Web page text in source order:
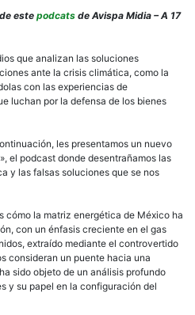
este podcats de Avispa Midia – A 17
que analizan las soluciones
ante la crisis climática, como la
con las experiencias de
luchan por la defensa de los bienes
les presentamos un nuevo
el podcast donde desentrañamos las
y las falsas soluciones que se nos
cómo la matriz energética de México ha
con un énfasis creciente en el gas
extraído mediante el controvertido
consideran un puente hacia una
sido objeto de un análisis profundo
y su papel en la configuración del